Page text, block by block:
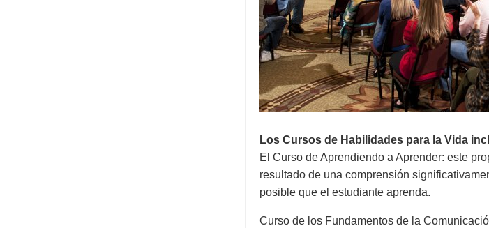
Los Cursos de Habilidades para la Vida
El Curso de Aprendiendo a Aprender: este
resultado de una comprensión
posible que el estudiante aprenda.
Curso de los Fundamentos de la